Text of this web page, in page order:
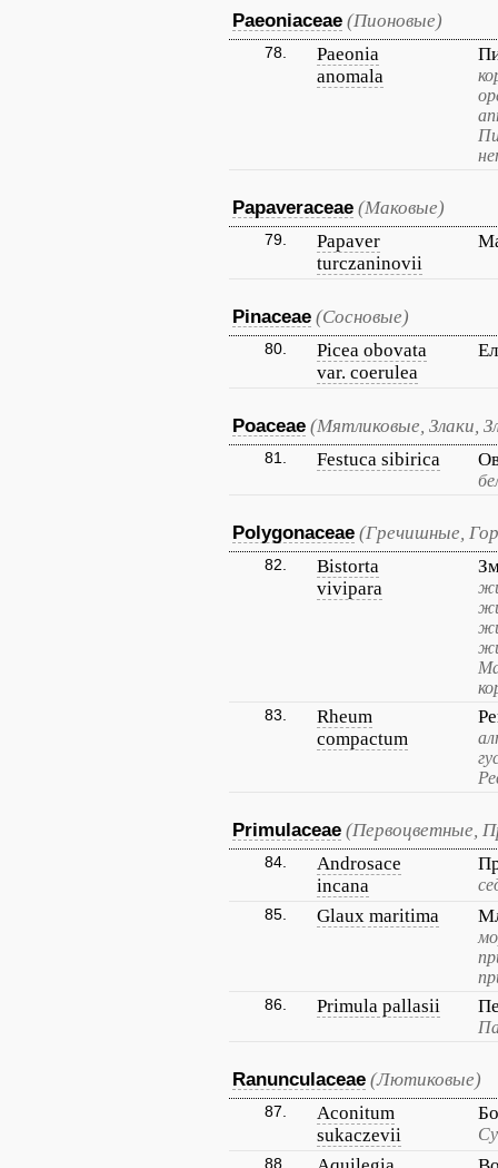
Paeoniaceae (Пионовые)
78.
Paeonia
anomala
Papaveraceae (Маковые)
79.
Papaver
turczaninovii
Pinaceae (Сосновые)
80.
Picea obovata
var. coerulea
Poaceae (Мятликовые, Злаки,
81. Festuca sibirica
Polygonaceae (Гречишные,
82.
Bistorta
vivipara
83.
Rheum
compactum
Primulaceae (Первоцветные,
84.
Androsace
incana
85. Glaux maritima
86. Primula pallasii
Ranunculaceae (Лютиковые)
87.
Aconitum
sukaczevii
88.